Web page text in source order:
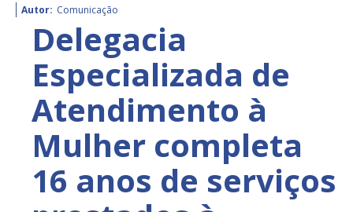
Autor: Comunicação
Delegacia
Especializada de
Atendimento à
Mulher completa
16 anos de serviços